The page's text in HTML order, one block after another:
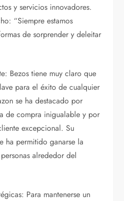
y servicios innovadores.
“Siempre estamos
de sorprender y deleitar
Bezos tiene muy claro que
para el éxito de cualquier
se ha destacado por
de compra inigualable y por
excepcional. Su
ha permitido ganarse la
alrededor del
Para mantenerse un